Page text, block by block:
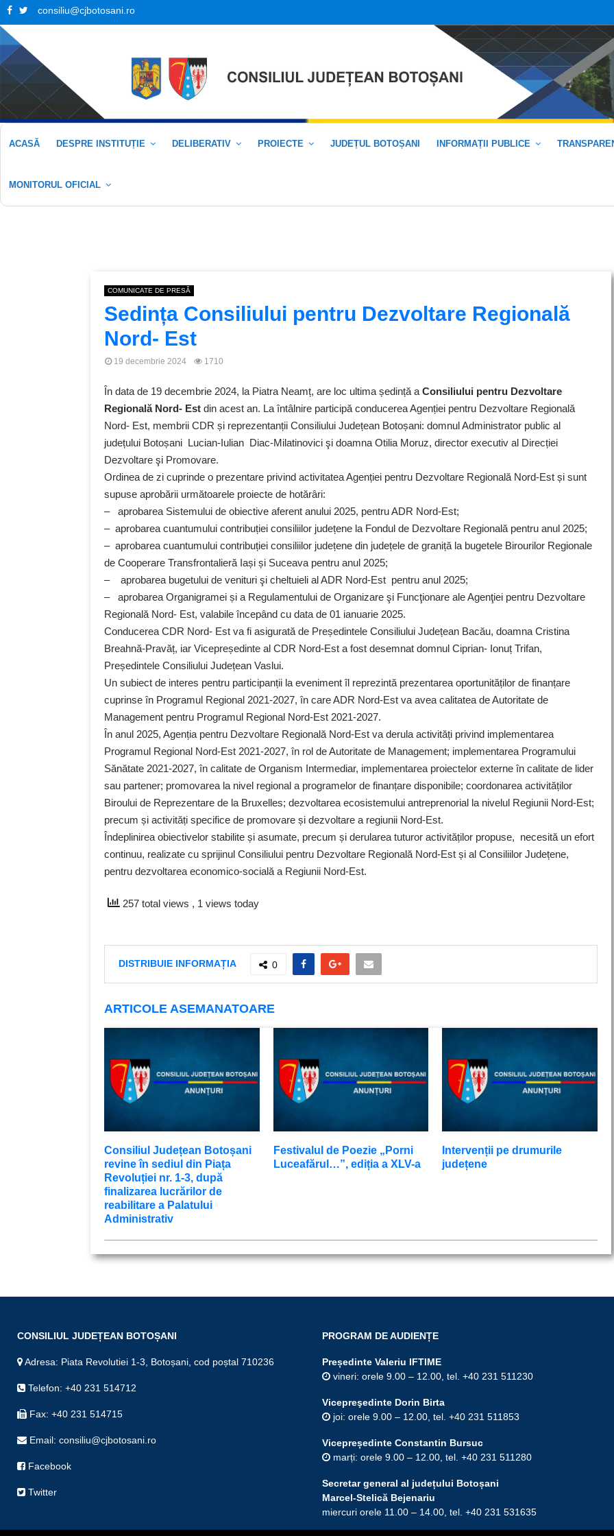
Facebook
Twitter
consiliu@cjbotosani.ro
ACASĂ DESPRE INSTITUȚIE DELIBERATIV PROIECTE JUDEȚUL BOTOȘANI INFORMAȚII PUBLICE
MONITORUL OFICIAL
COMUNICATE DE PRESĂ
Sedința Consiliului pentru Dezvoltare Regională
Nord- Est
19 decembrie 2024 1710
În data de 19 decembrie 2024, la Piatra Neamț, are loc ultima ședință a Consiliului pentru Dezvoltare
Regională Nord- Est din acest an. La întâlnire participă conducerea Agenției pentru Dezvoltare Regională
Nord- Est, membrii CDR și reprezentanții Consiliului Județean Botoșani: domnul Administrator public al
județului Botoșani Lucian-Iulian Diac-Milatinovici şi doamna Otilia Moruz, director executiv al Direcției
Dezvoltare şi Promovare.
Ordinea de zi cuprinde o prezentare privind activitatea Agenției pentru Dezvoltare Regională Nord-Est și sunt
supuse aprobării următoarele proiecte de hotărâri:
– aprobarea Sistemului de obiective aferent anului 2025, pentru ADR Nord-Est;
– aprobarea cuantumului contribuției consiliilor județene la Fondul de Dezvoltare Regională pentru anul 2025;
– aprobarea cuantumului contribuției consiliilor județene din județele de graniță la bugetele Birourilor Regionale
de Cooperare Transfrontalieră Iași și Suceava pentru anul 2025;
– aprobarea bugetului de venituri şi cheltuieli al ADR Nord-Est pentru anul 2025;
– aprobarea Organigramei și a Regulamentului de Organizare şi Funcţionare ale Agenţiei pentru Dezvoltare
Regională Nord- Est, valabile începând cu data de 01 ianuarie 2025.
Conducerea CDR Nord- Est va fi asigurată de Președintele Consiliului Județean Bacău, doamna Cristina
Breahnă-Pravăț, iar Vicepreședinte al CDR Nord-Est a fost desemnat domnul Ciprian- Ionuț Trifan,
Președintele Consiliului Județean Vaslui.
Un subiect de interes pentru participanții la eveniment îl reprezintă prezentarea oportunităților de finanțare
cuprinse în Programul Regional 2021-2027, în care ADR Nord-Est va avea calitatea de Autoritate de
Management pentru Programul Regional Nord-Est 2021-2027.
În anul 2025, Agenția pentru Dezvoltare Regională Nord-Est va derula activități privind implementarea
Programul Regional Nord-Est 2021-2027, în rol de Autoritate de Management; implementarea Programului
Sănătate 2021-2027, în calitate de Organism Intermediar, implementarea proiectelor externe în calitate de lider
sau partener; promovarea la nivel regional a programelor de finanțare disponibile; coordonarea activităților
Biroului de Reprezentare de la Bruxelles; dezvoltarea ecosistemului antreprenorial la nivelul Regiunii Nord-Est;
precum și activități specifice de promovare și dezvoltare a regiunii Nord-Est.
Îndeplinirea obiectivelor stabilite și asumate, precum și derularea tuturor activităților propuse, necesită un efort
continuu, realizate cu sprijinul Consiliului pentru Dezvoltare Regională Nord-Est și al Consiliilor Județene,
pentru dezvoltarea economico-socială a Regiunii Nord-Est.
257 total views , 1 views today
DISTRIBUIE INFORMAȚIA 0
ARTICOLE ASEMANATOARE
Consiliul Județean Botoșani
revine în sediul din Piața
Revoluției nr. 1-3, după
finalizarea lucrărilor de
reabilitare a Palatului
Administrativ
Festivalul de Poezie „Porni
Luceafărul…”, ediția a XLV-a
Intervenții pe drumurile
județene
CONSILIUL JUDEȚEAN BOTOȘANI
Adresa: Piata Revolutiei 1-3, Botoșani, cod poștal 710236
Telefon: +40 231 514712
Fax: +40 231 514715
Email: consiliu@cjbotosani.ro
Facebook
Twitter
PROGRAM DE AUDIENȚE
Președinte Valeriu IFTIME
vineri: orele 9.00 – 12.00, tel. +40 231 511230
Vicepreşedinte Dorin Birta
joi: orele 9.00 – 12.00, tel. +40 231 511853
Vicepreședinte Constantin Bursuc
marți: orele 9.00 – 12.00, tel. +40 231 511280
Secretar general al județului Botoșani
Marcel-Stelică Bejenariu
miercuri orele 11.00 – 14.00, tel. +40 231 531635